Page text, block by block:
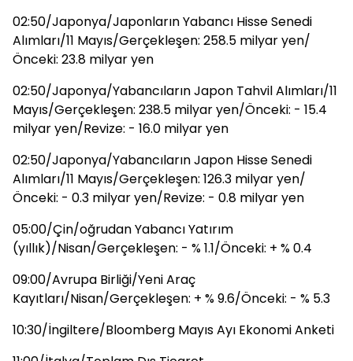
02:50/Japonya/Japonların Yabancı Hisse Senedi
Alımları/11 Mayıs/Gerçekleşen: 258.5 milyar yen/
Önceki: 23.8 milyar yen
02:50/Japonya/Yabancıların Japon Tahvil Alımları/11
Mayıs/Gerçekleşen: 238.5 milyar yen/Önceki: - 15.4
milyar yen/Revize: - 16.0 milyar yen
02:50/Japonya/Yabancıların Japon Hisse Senedi
Alımları/11 Mayıs/Gerçekleşen: 126.3 milyar yen/
Önceki: - 0.3 milyar yen/Revize: - 0.8 milyar yen
05:00/Çin/oğrudan Yabancı Yatırım
(yıllık)/Nisan/Gerçekleşen: - % 1.1/Önceki: + % 0.4
09:00/Avrupa Birliği/Yeni Araç
Kayıtları/Nisan/Gerçekleşen: + % 9.6/Önceki: - % 5.3
10:30/İngiltere/Bloomberg Mayıs Ayı Ekonomi Anketi